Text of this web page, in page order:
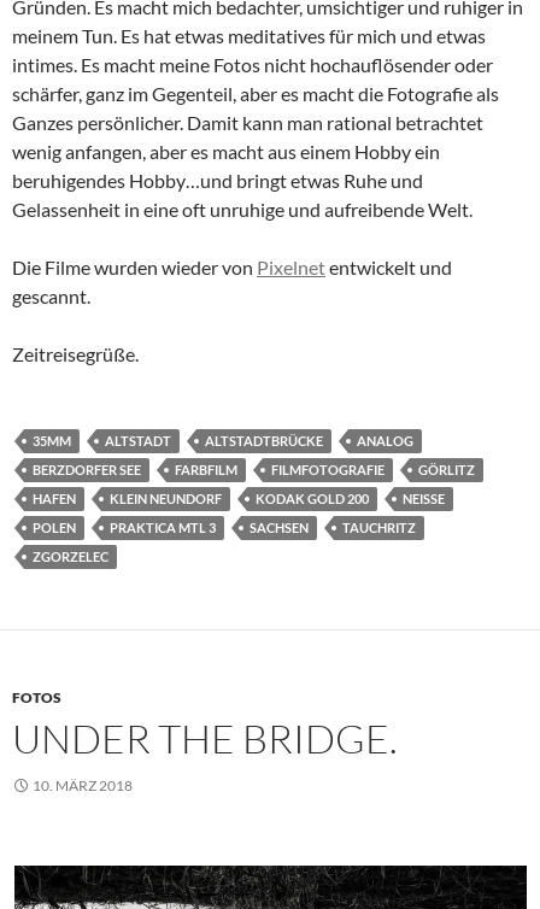
Gründen. Es macht mich bedachter, umsichtiger und ruhiger in
meinem Tun. Es hat etwas meditatives für mich und etwas
intimes. Es macht meine Fotos nicht hochauflösender oder
schärfer, ganz im Gegenteil, aber es macht die Fotografie als
Ganzes persönlicher. Damit kann man rational betrachtet
wenig anfangen, aber es macht aus einem Hobby ein
beruhigendes Hobby…und bringt etwas Ruhe und
Gelassenheit in eine oft unruhige und aufreibende Welt.
Die Filme wurden wieder von Pixelnetentwickelt und
gescannt.
Zeitreisegrüße.
35MM ALTSTADT ALTSTADTBRÜCKE
ANALOG
BERZDORFER SEE
FARBFILM FILMFOTOGRAFIE
GÖRLITZ
HAFEN
KLEIN NEUNDORF KODAK GOLD 200
NEISSE
POLEN
PRAKTICA MTL 3 SACHSEN
TAUCHRITZ
ZGORZELEC
FOTOS
UNDER THE BRIDGE.
10. MÄRZ 2018